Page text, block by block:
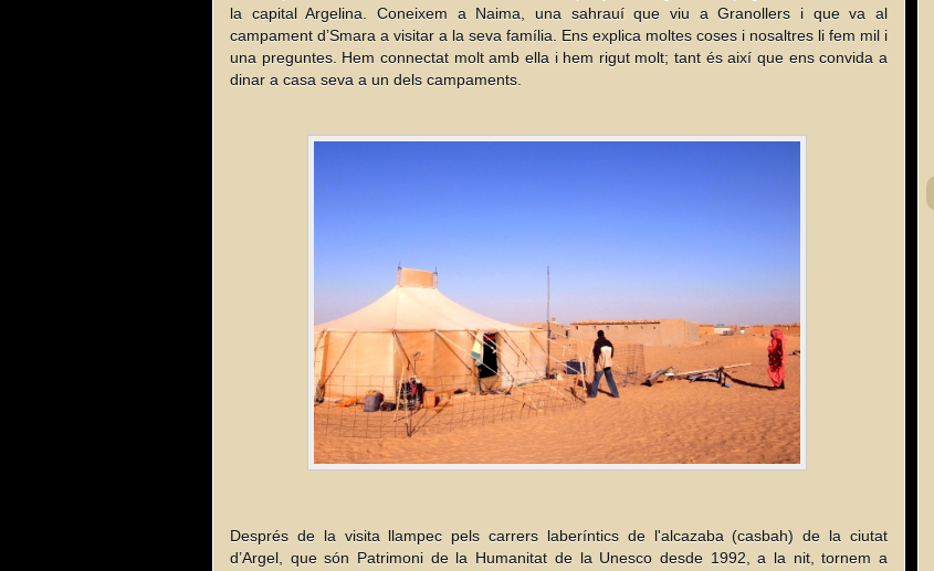
la capital Argelina. Coneixem a Naima, una sahrauí que viu a Granollers i que va al
campament d’Smara a visitar a la seva família. Ens explica moltes coses i nosaltres li fem mil i
una preguntes. Hem connectat molt amb ella i hem rigut molt; tant és així que ens convida a
dinar a casa seva a un dels campaments.
Després de la visita llampec pels carrers laberíntics de l'alcazaba (casbah) de la ciutat
d’Argel, que són Patrimoni de la Humanitat de la Unesco desde 1992, a la nit, tornem a